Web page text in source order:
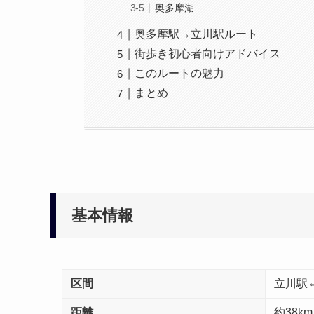
奥多摩湖
奥多摩駅→立川駅ルート
街歩き初心者向けアドバイス
このルートの魅力
まとめ
基本情報
区間 立川駅